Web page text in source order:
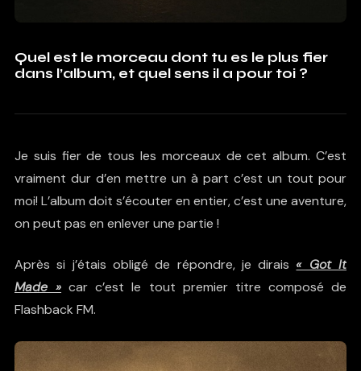
Quel est le morceau dont tu es le plus fier
dans l’album, et quel sens il a pour toi ?
Je suis fier de tous les morceaux de cet album. C’est
vraiment dur d’en mettre un à part c’est un tout pour
moi! L’album doit s’écouter en entier, c’est une aventure,
on peut pas en enlever une partie !
Après si j’étais obligé de répondre, je dirais « Got It
Made » car c’est le tout premier titre composé de
Flashback FM.